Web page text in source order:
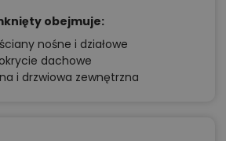
obejmuje:
nośne i działowe
dachowe
i drzwiowa zewnętrzna